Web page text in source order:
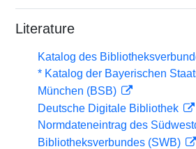
Literature
Katalog des
* Katalog der Bayerischen
München (BSB)
Deutsche Digitale Bibliothek
Normdateneintrag des
Bibliotheksverbundes (SWB)